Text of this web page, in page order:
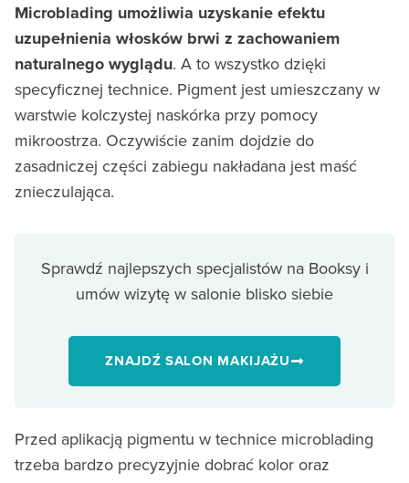
Microblading umożliwia uzyskanie efektu
uzupełnienia włosków brwi z zachowaniem
naturalnego wyglądu. A to wszystko dzięki
specyficznej technice. Pigment jest umieszczany w
warstwie kolczystej naskórka przy pomocy
mikroostrza. Oczywiście zanim dojdzie do
zasadniczej części zabiegu nakładana jest maść
znieczulająca.
Sprawdź najlepszych specjalistów na Booksy i
umów wizytę w salonie blisko siebie
ZNAJDŹ SALON MAKIJAŻU
Przed aplikacją pigmentu w technice microblading
trzeba bardzo precyzyjnie dobrać kolor oraz